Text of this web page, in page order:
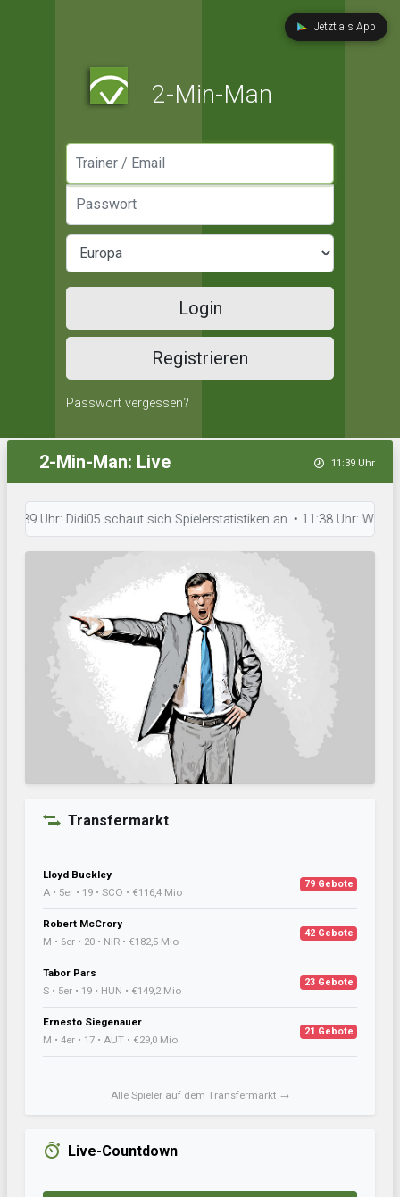
Jetzt als App
2-Min-Man
Login
Registrieren
Passwort vergessen?
2-Min-Man: Live 11:39 Uhr
Uhr: Didi05 schaut sich Spielerstatistiken an. • 11:38 Uhr:
Transfermarkt
Lloyd Buckley
A • 5er • 19 • SCO • €116,4 Mio
79 Gebote
Robert McCrory
M • 6er • 20 • NIR • €182,5 Mio
42 Gebote
Tabor Pars
S • 5er • 19 • HUN • €149,2 Mio
23 Gebote
Ernesto Siegenauer
M • 4er • 17 • AUT • €29,0 Mio
21 Gebote
Alle Spieler auf dem Transfermarkt →
Live-Countdown